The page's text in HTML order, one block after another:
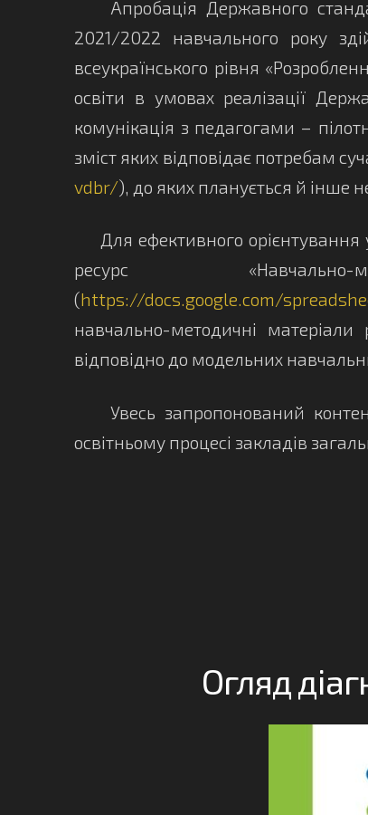
Апробація Державного
2021/2022 навчального року
всеукраїнського рівня
освіти в умовах реалізації
комунікація з педагогами –
зміст яких відповідає потребам
vdbr/), до яких планується й інше
Для ефективного орієнтування у
ресурс
(https://docs.google.com/
навчально-методичні матеріали
відповідно до модельних
Увесь запропонований
освітньому процесі закладів
Огляд